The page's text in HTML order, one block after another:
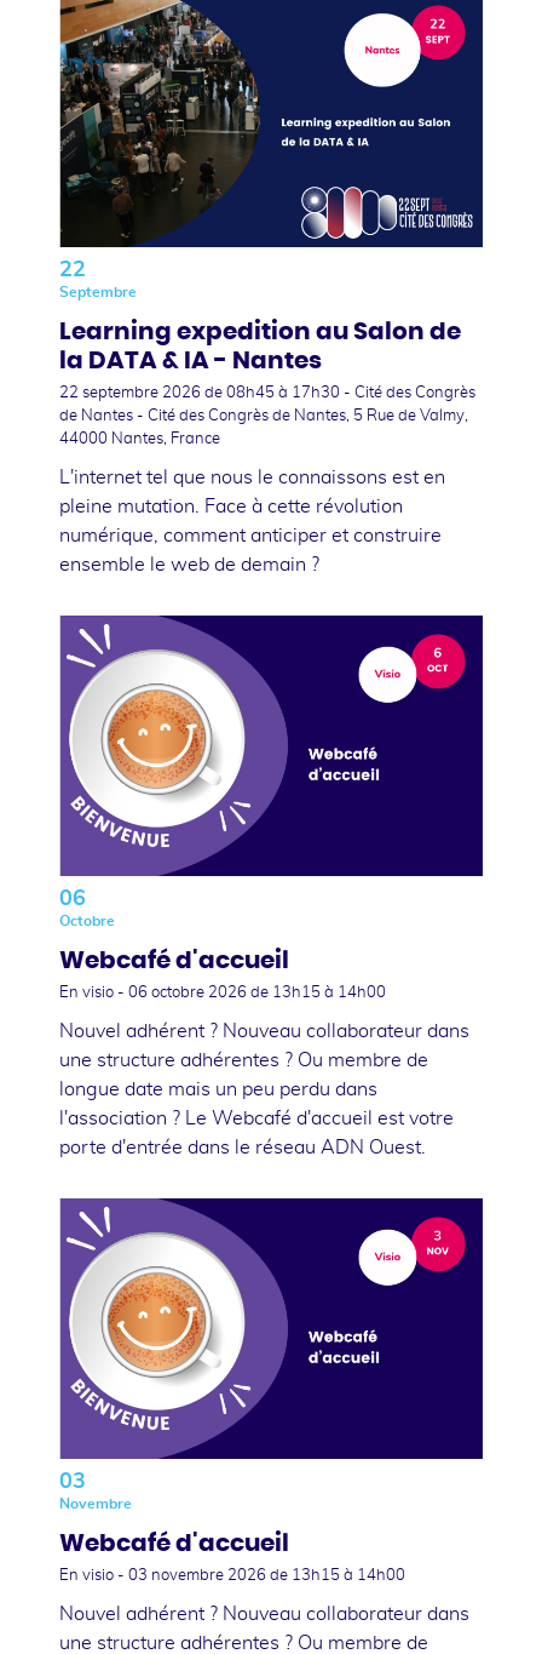
22
Septembre
Learning expedition au Salon de
la DATA & IA - Nantes
22 septembre 2026 de 08h45 à 17h30 - Cité des Congrès
de Nantes - Cité des Congrès de Nantes, 5 Rue de Valmy,
44000 Nantes, France
L'internet tel que nous le connaissons est en
pleine mutation. Face à cette révolution
numérique, comment anticiper et construire
ensemble le web de demain ?
06
Octobre
Webcafé d'accueil
En visio - 06 octobre 2026 de 13h15 à 14h00
Nouvel adhérent ? Nouveau collaborateur dans
une structure adhérentes ? Ou membre de
longue date mais un peu perdu dans
l'association ? Le Webcafé d'accueil est votre
porte d'entrée dans le réseau ADN Ouest.
03
Novembre
Webcafé d'accueil
En visio - 03 novembre 2026 de 13h15 à 14h00
Nouvel adhérent ? Nouveau collaborateur dans
une structure adhérentes ? Ou membre de